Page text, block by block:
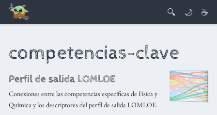
🔍 🌙 ☕
competencias-clave
Perfil de salida LOMLOE
Conexiones entre las competencias específicas de Física y
Química y los descriptores del perfil de salida LOMLOE.